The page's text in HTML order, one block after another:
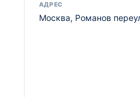
АДРЕС
Москва, Романов